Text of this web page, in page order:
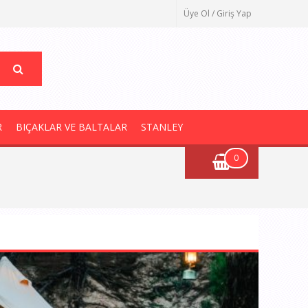
Üye Ol / Giriş Yap
BIÇAKLAR VE BALTALAR STANLEY
0